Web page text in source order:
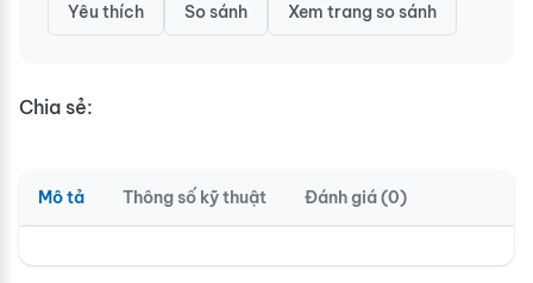
Yêu thích So sánh Xem trang so sánh
Chia sẻ:
Mô tả Thông số kỹ thuật Đánh giá (0)